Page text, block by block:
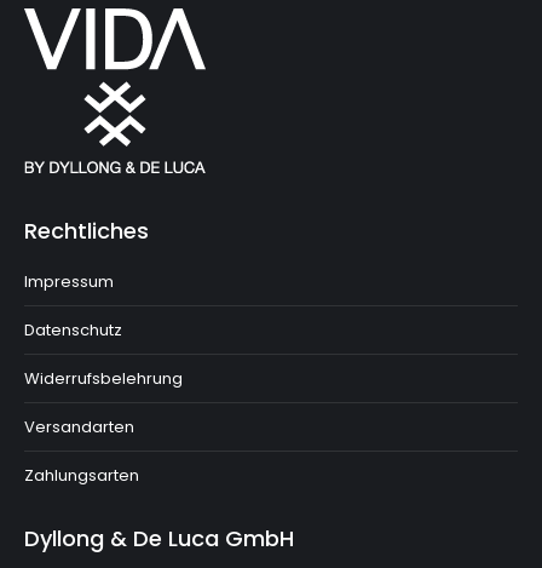
Rechtliches
Impressum
Datenschutz
Widerrufsbelehrung
Versandarten
Zahlungsarten
Dyllong & De Luca GmbH